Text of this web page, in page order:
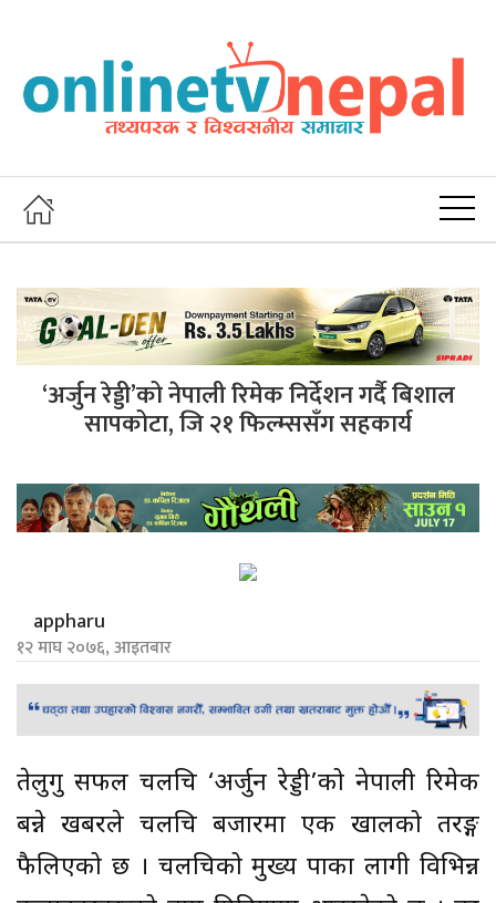
‘अर्जुन रेड्डी’को नेपाली रिमेक निर्देशन गर्दै बिशाल
सापकोटा, जि २१ फिल्म्ससँग सहकार्य
appharu
१२ माघ २०७६, आइतबार
तेलुगु सफल चलचित्र ‘अर्जुन रेड्डी’को नेपाली रिमेक
बन्ने खबरले चलचित्र बजारमा एक खालको तरङ्ग
फैलिएको छ । चलचित्रको मुख्य पात्रका लागी विभिन्न